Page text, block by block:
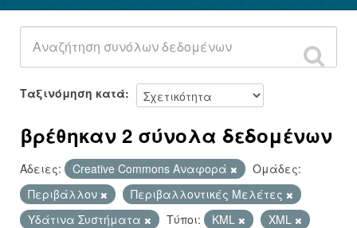
Φορείς
Ομάδες
Σχετικά
Ταξινόμηση κατά
βρέθηκαν 2 σύνολα δεδομένων
Άδειες: Creative Commons Αναφορά
Ομάδες:
Περιβάλλον
Περιβαλλοντικές Μελέτες
Υδάτινα Συστήματα
Τύποι: KML
XML